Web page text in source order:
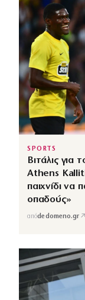
SPORTS
Βιτάλις
Athens
παιχνίδι να
οπαδούς»
απόdedomeno.gr ↗